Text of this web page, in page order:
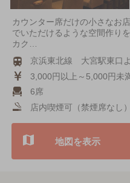
カウンター席だけの小さなお
でいただけるような空間作り
カク…
京浜東北線 大宮駅東口
3,000円以上～5,000円未
6席
店内喫煙可（禁煙席なし）
地図を表示